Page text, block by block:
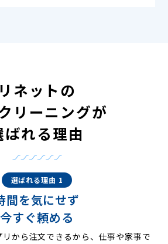
リネットの
リーニングが
ばれる理由
選ばれる理由 1
間を気にせず
今すぐ頼める
から注文できるから、仕事や家事で